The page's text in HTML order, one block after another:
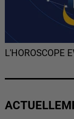
L'HOROSCOPE